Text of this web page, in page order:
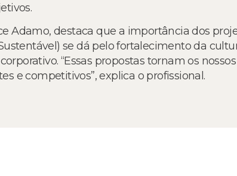
Adamo, destaca que a importância dos
se dá pelo fortalecimento da
“Essas propostas tornam os nossos
e competitivos”, explica o profissional.